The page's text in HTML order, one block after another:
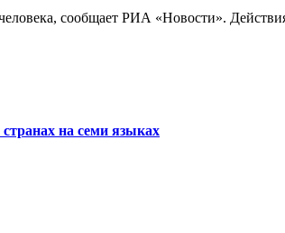
сообщает РИА «Новости».
на семи языках